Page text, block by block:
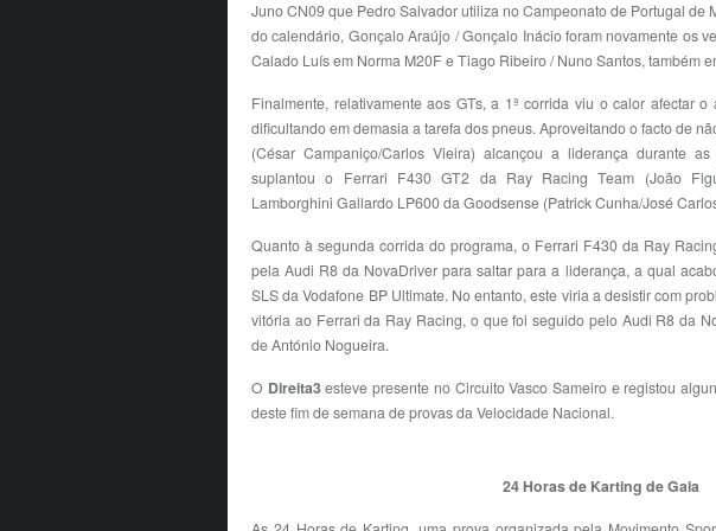
Juno CN09 que Pedro Salvador utiliza no Campeonato de Portugal de
do calendário, Gonçalo Araújo / Gonçalo Inácio foram novamente os
Calado Luís em Norma M20F e Tiago Ribeiro / Nuno Santos, também
Finalmente, relativamente aos GTs, a 1ª corrida viu o calor afectar
dificultando em demasia a tarefa dos pneus. Aproveitando o facto de
(César Campaniço/Carlos Vieira) alcançou a liderança durante
suplantou o Ferrari F430 GT2 da Ray Racing Team (João
Lamborghini Gallardo LP600 da Goodsense (Patrick Cunha/José
Quanto à segunda corrida do programa, o Ferrari F430 da Ray
pela Audi R8 da NovaDriver para saltar para a liderança, a qual
SLS da Vodafone BP Ultimate. No entanto, este viria a desistir com
vitória ao Ferrari da Ray Racing, o que foi seguido pelo Audi R8 da
de António Nogueira.
O Direita3esteve presente no Circuito Vasco Sameiro e registou
deste fim de semana de provas da Velocidade Nacional.
24 Horas de Karting de Gaia